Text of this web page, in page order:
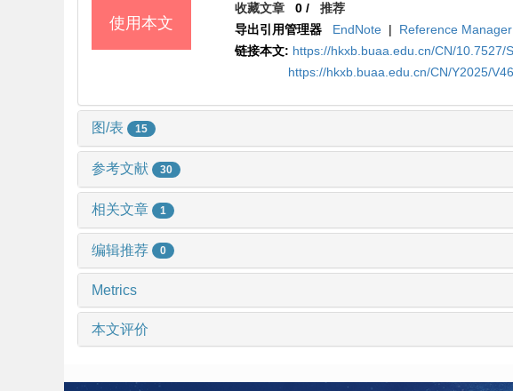
使用本文
收藏文章 0 /推荐
导出引用管理器
EndNote | Reference Manager
链接本文: https://hkxb.buaa.edu.cn/CN/10.7527/
https://hkxb.buaa.edu.cn/CN/Y2025/
图/表 15
参考文献 30
相关文章 1
编辑推荐 0
Metrics
本文评价